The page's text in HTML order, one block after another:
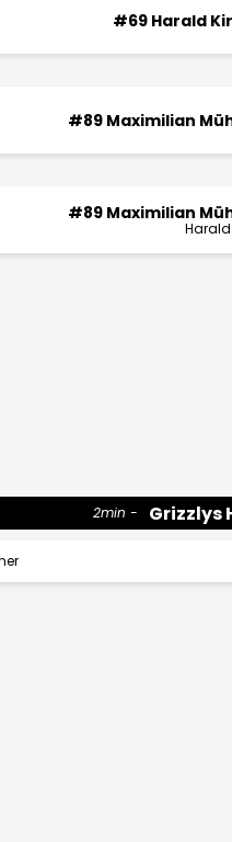
#69 Harald
#89 Maximilian
#89 Maximilian
Grizzlys
2min